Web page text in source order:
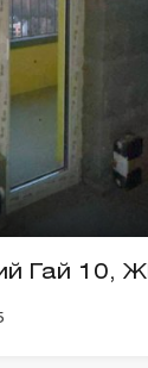
Гай 10,